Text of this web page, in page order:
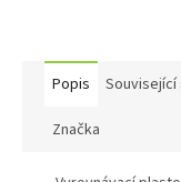
Popis Související
Značka